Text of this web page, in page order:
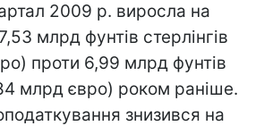
2009 р. виросла на
млрд фунтів стерлінгів
проти 6,99 млрд фунтів
млрд євро) роком раніше.
знизився на